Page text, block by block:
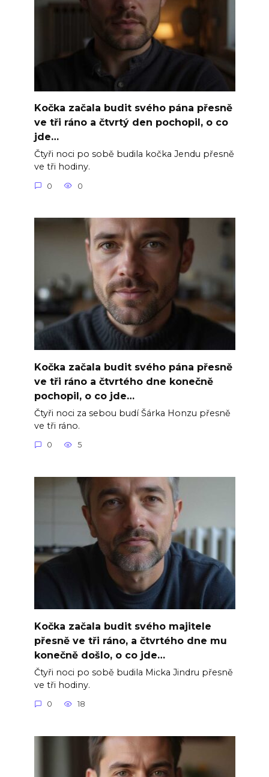
Kočka začala budit svého pána přesně
ve tři ráno a čtvrtý den pochopil, o co
jde…
Čtyři noci po sobě budila kočka Jendu přesně
ve tři hodiny.
0 0
Kočka začala budit svého pána přesně
ve tři ráno a čtvrtého dne konečně
pochopil, o co jde…
Čtyři noci za sebou budí Šárka Honzu přesně
ve tři ráno.
0 5
Kočka začala budit svého majitele
přesně ve tři ráno, a čtvrtého dne mu
konečně došlo, o co jde…
Čtyři noci po sobě budila Micka Jindru přesně
ve tři hodiny.
0 18